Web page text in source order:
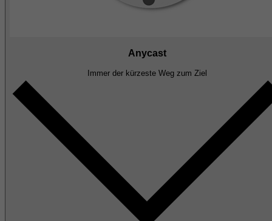
Anycast
Immer der kürzeste Weg zum Ziel